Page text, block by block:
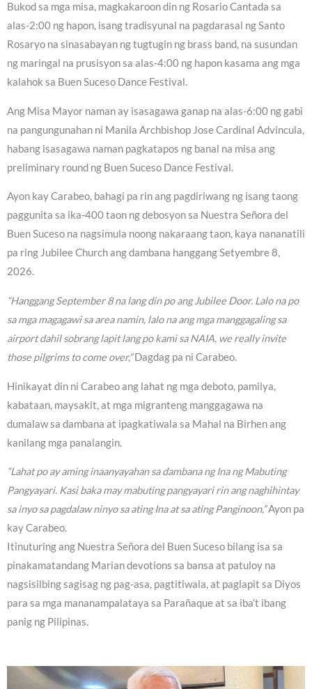
Bukod sa mga misa, magkakaroon din ng Rosario Cantada sa
alas-2:00 ng hapon, isang tradisyunal na pagdarasal ng Santo
Rosaryo na sinasabayan ng tugtugin ng brass band, na susundan
ng maringal na prusisyon sa alas-4:00 ng hapon kasama ang mga
kalahok sa Buen Suceso Dance Festival.
Ang Misa Mayor naman ay isasagawa ganap na alas-6:00 ng gabi
na pangungunahan ni Manila Archbishop Jose Cardinal Advincula,
habang isasagawa naman pagkatapos ng banal na misa ang
preliminary round ng Buen Suceso Dance Festival.
Ayon kay Carabeo, bahagi pa rin ang pagdiriwang ng isang taong
paggunita sa ika-400 taon ng debosyon sa Nuestra Señora del
Buen Suceso na nagsimula noong nakaraang taon, kaya nananatili
pa ring Jubilee Church ang dambana hanggang Setyembre 8,
2026.
“Hanggang September 8 na lang din po ang Jubilee Door. Lalo na po
sa mga magagawi sa area namin, lalo na ang mga manggagaling sa
airport dahil sobrang lapit lang po kami sa NAIA, we really invite
those pilgrims to come over,”Dagdag pa ni Carabeo.
Hinikayat din ni Carabeo ang lahat ng mga deboto, pamilya,
kabataan, maysakit, at mga migranteng manggagawa na
dumalaw sa dambana at ipagkatiwala sa Mahal na Birhen ang
kanilang mga panalangin.
“Lahat po ay aming inaanyayahan sa dambana ng Ina ng Mabuting
Pangyayari. Kasi baka may mabuting pangyayari rin ang naghihintay
sa inyo sa pagdalaw ninyo sa ating Ina at sa ating Panginoon,”Ayon pa
kay Carabeo.
Itinuturing ang Nuestra Señora del Buen Suceso bilang isa sa
pinakamatandang Marian devotions sa bansa at patuloy na
nagsisilbing sagisag ng pag-asa, pagtitiwala, at paglapit sa Diyos
para sa mga mananampalataya sa Parañaque at sa iba’t ibang
panig ng Pilipinas.